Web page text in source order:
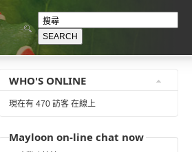
WHO'S ONLINE
現在有 470 訪客 在線上
Mayloon on-line chat now